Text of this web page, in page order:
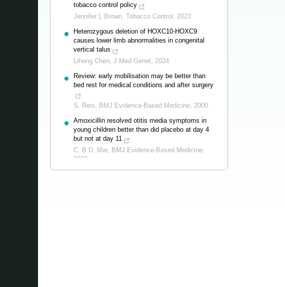
tobacco control policy
Jennifer L Brown, Tobacco Control , 2023
Heterozygous deletion of HOXC10-HOXC9
causes lower limb abnormalities in congenital
vertical talus
Liheng Chen, J Med Genet, 2024
Review: early mobilisation may be better than
bed rest for medical conditions and after surgery
S. Reis, BMJ Evidence-Based Medicine, 2000
Amoxicillin resolved otitis media symptoms in
young children better than did placebo at day 4
but not at day 11
C. B D. Mar, BMJ Evidence-Based Medicine,
2000